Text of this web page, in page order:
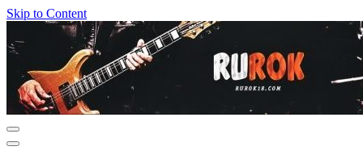
Skip to Content